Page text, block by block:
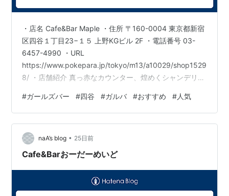
・店名 Cafe&Bar Maple ・住所 〒160-0004 東京都新宿
区四谷１丁目23−１５ 上野KGビル 2F ・電話番号 03-
6457-4990 ・URL
https://www.pokepara.jp/tokyo/m13/a10029/shop1529
8/ ・店舗紹介 真っ赤なカウンター、煌めくシャンデリ
デザイナーが手懸けたラグジュアリー感のある店内。女
の子はチャイナドレス姿で元気が溢れに溢れています！
女子大生など学生さんだったり、他にはOLさん、美容関
係など、いろんな子がたくさん！中にはメディアで活動
するようなインフルエ…
#ガールズバー #四谷 #ガルバ #おすすめ #人気
naA’s blog • 25日前
Cafe&Barおーだーめいど